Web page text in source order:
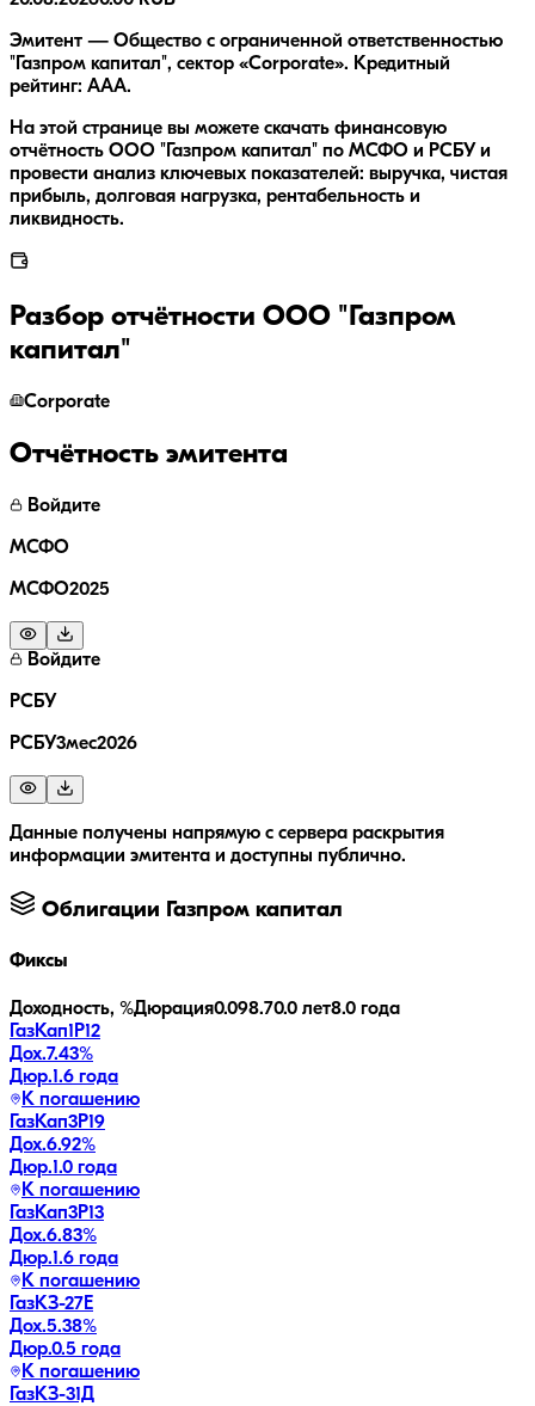
Эмитент — Общество с ограниченной ответственностью
"Газпром капитал", сектор «Corporate». Кредитный
рейтинг: AAA.
На этой странице вы можете скачать финансовую
отчётность ООО "Газпром капитал" по МСФО и РСБУ и
провести анализ ключевых показателей: выручка, чистая
прибыль, долговая нагрузка, рентабельность и
ликвидность.
Разбор отчётности ООО "Газпром
капитал"
Corporate
Отчётность эмитента
Войдите
МСФО
МСФО2025
Войдите
РСБУ
РСБУ3мес2026
Данные получены напрямую с сервера раскрытия
информации эмитента и доступны публично.
Облигации Газпром капитал
Фиксы
Доходность, %Дюрация0.098.70.0 лет8.0 года
ГазКап1P12
Дох.7.43%
Дюр.1.6 года
К погашению
ГазКап3P19
Дох.6.92%
Дюр.1.0 года
К погашению
ГазКап3P13
Дох.6.83%
Дюр.1.6 года
К погашению
ГазКЗ-27Е
Дох.5.38%
Дюр.0.5 года
К погашению
ГазКЗ-31Д